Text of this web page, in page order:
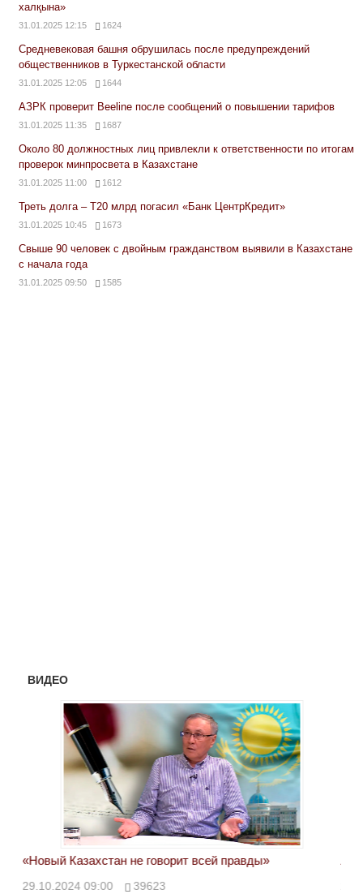
халқына»
31.01.2025 12:15 1624
Средневековая башня обрушилась после предупреждений
общественников в Туркестанской области
31.01.2025 12:05 1644
АЗРК проверит Beeline после сообщений о повышении тарифов
31.01.2025 11:35 1687
Около 80 должностных лиц привлекли к ответственности по итогам
проверок минпросвета в Казахстане
31.01.2025 11:00 1612
Треть долга – Т20 млрд погасил «Банк ЦентрКредит»
31.01.2025 10:45 1673
Свыше 90 человек с двойным гражданством выявили в Казахстане
с начала года
31.01.2025 09:50 1585
ВИДЕО
«Новый Казахстан не говорит всей правды»
29.10.2024 09:00 39623